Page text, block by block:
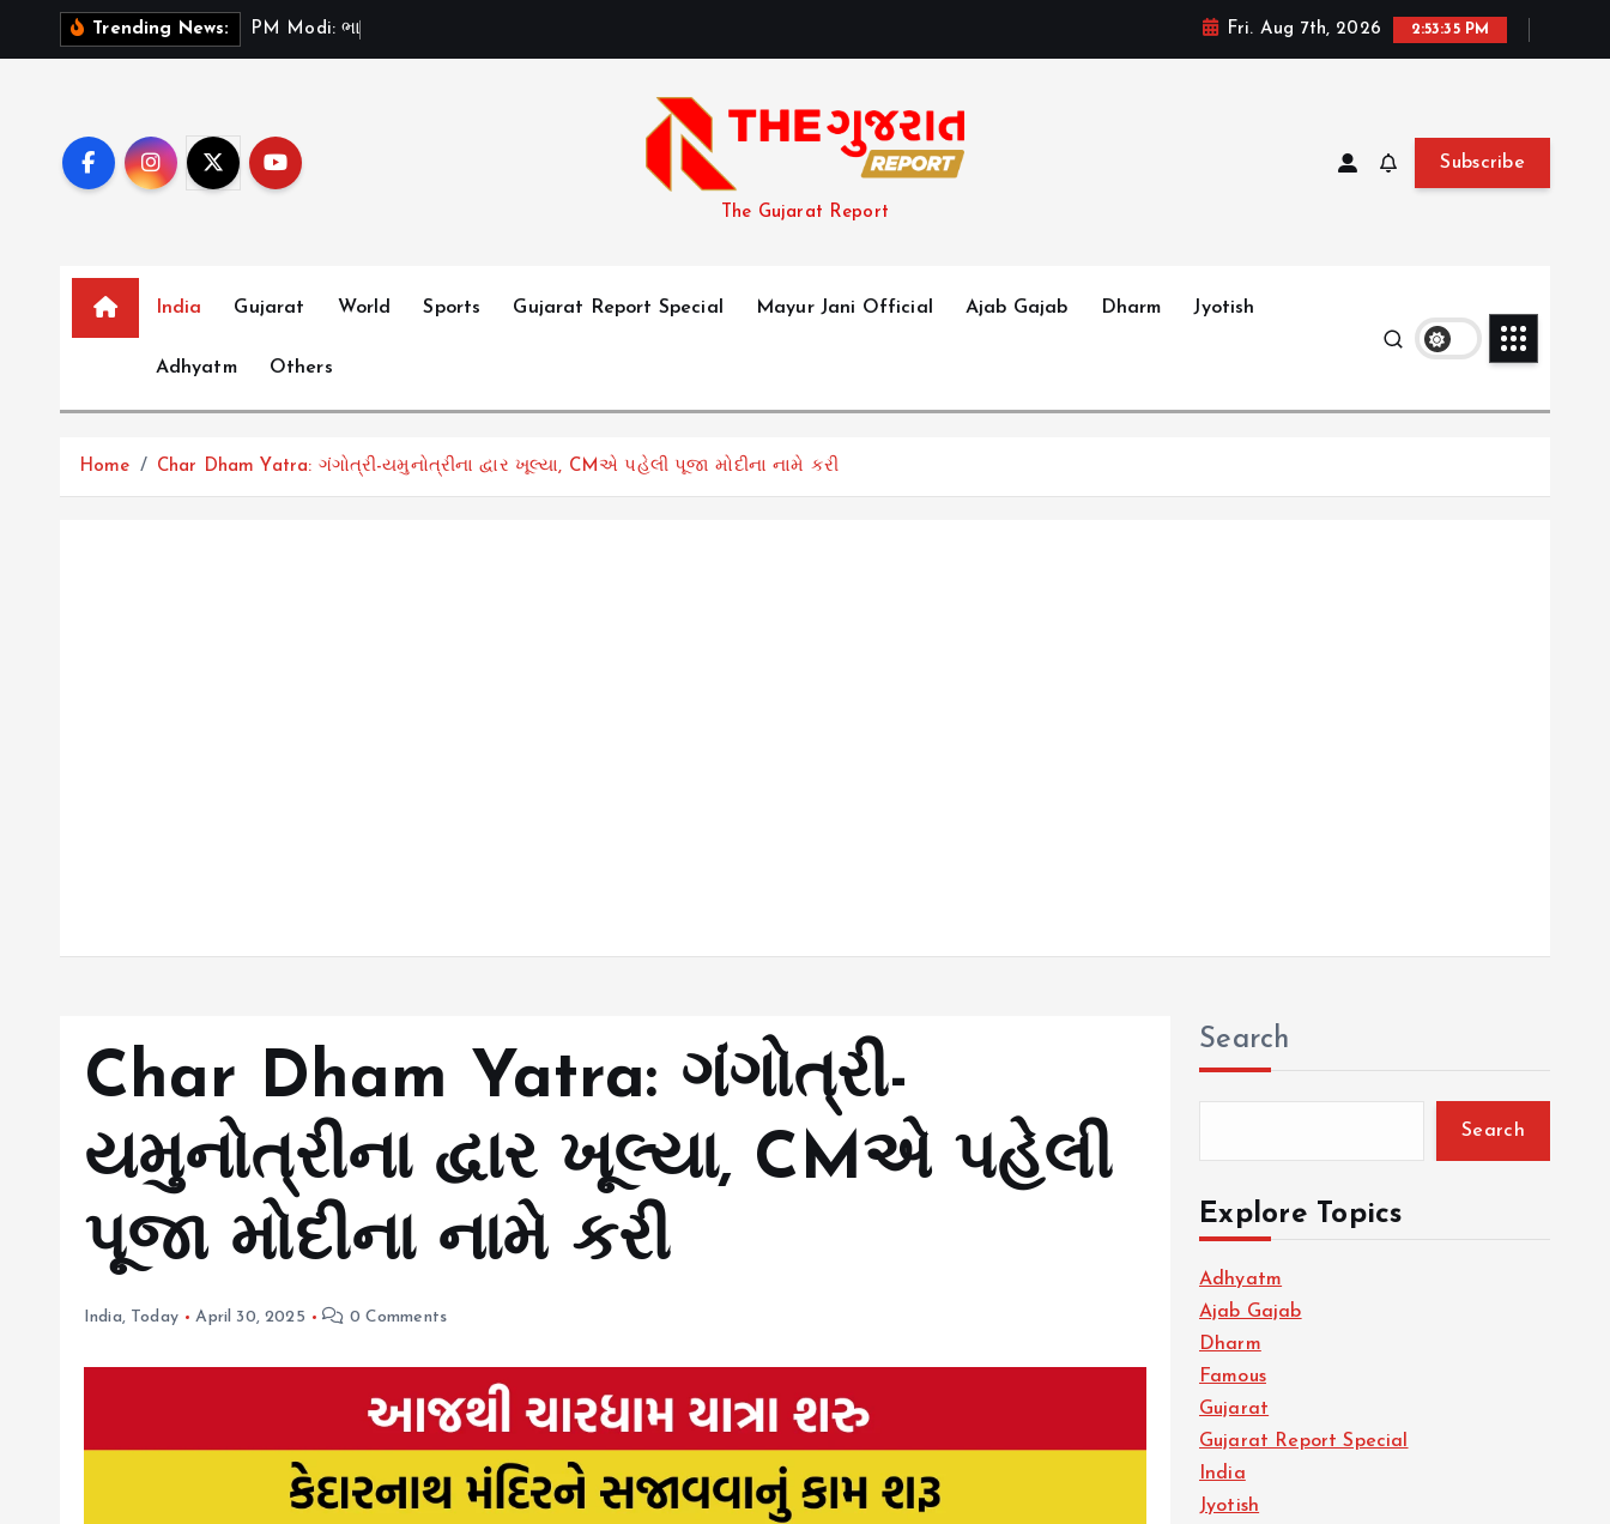
Trending News: P M M o d i: ભ Fri. Aug 7th, 2026 2:53:37 PM
The Gujarat Report
Subscribe
India Gujarat World Sports Gujarat Report Special Mayur Jani Official Ajab Gajab Dharm Jyotish
Adhyatm Others
Home Char Dham Yatra: ગંગોત્રી-યમુનોત્રીના દ્વાર ખૂલ્યા, CMએ પહેલી પૂજા મોદીના નામે કરી
Char Dham Yatra: ગંગોત્રી-
યમુનોત્રીના દ્વાર ખૂલ્યા, CMએ પહેલી
પૂજા મોદીના નામે કરી
India, Today April 30, 2025 0 Comments
Search
Search
Explore Topics
Adhyatm
Ajab Gajab
Dharm
Famous
Gujarat
Gujarat Report Special
India
Jyotish